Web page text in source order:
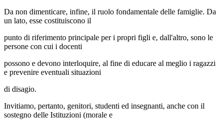
Da non dimenticare, infine, il ruolo fondamentale delle famiglie. Da
un lato, esse costituiscono il
punto di riferimento principale per i propri figli e, dall'altro, sono le
persone con cui i docenti
possono e devono interloquire, al fine di educare al meglio i ragazzi
e prevenire eventuali situazioni
di disagio.
Invitiamo, pertanto, genitori, studenti ed insegnanti, anche con il
sostegno delle Istituzioni (morale e